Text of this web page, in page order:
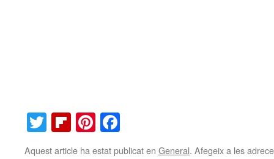
TwitterFlipboard
Pinterest
Aquest article ha estat publicat en General. Afegeix a les